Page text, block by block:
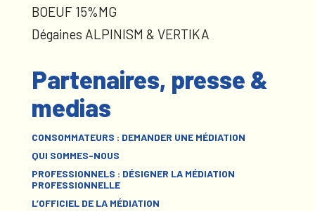
BOEUF 15%MG
Dégaines ALPINISM & VERTIKA
Partenaires, presse &
medias
CONSOMMATEURS : DEMANDER UNE MÉDIATION
QUI SOMMES-NOUS
PROFESSIONNELS : DÉSIGNER LA MÉDIATION
PROFESSIONNELLE
L’OFFICIEL DE LA MÉDIATION